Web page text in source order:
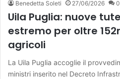
Benedetta Soleti 27/06/2026 0
Uila Puglia: nuove
estremo per oltre
agricoli
La Uila Puglia accoglie il
ministri inserito nel Decreto